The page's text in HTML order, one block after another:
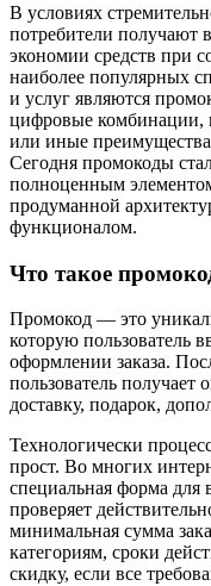
В условиях
потребители получают
экономии средств при
наиболее популярных
и услуг являются
цифровые комбинации,
или иные
Сегодня промокоды
полноценным
продуманной
функционалом.
Что такое
Промокод — это
которую пользователь
оформлении заказа.
пользователь
доставку, подарок,
Технологически
прост. Во многих
специальная форма для
проверяет
минимальная сумма
категориям, сроки
скидку, если все